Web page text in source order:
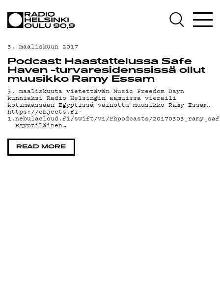
AJANKOHTAISTA
OHJELMAT
TEKIJÄT
ON-DEMAND
PODCAST
MAINOSTA
YHTEYSTIEDOT
3. maaliskuun 2017
Podcast: Haastattelussa Safe
Haven -turvaresidenssissä ollut
muusikko Ramy Essam
3. maaliskuuta vietettävän Music Freedom Dayn
kunniaksi Radio Helsingin aamuissa vieraili
kotimaassaan Egyptissä vainottu muusikko Ramy Essam.
https://objects.fi-
1.nebulacloud.fi/swift/v1/rhpodcasts/
Egyptiläinen…
READ MORE